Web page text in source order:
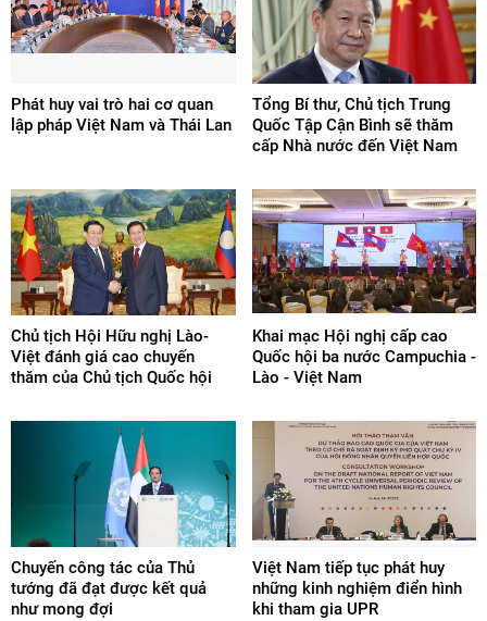
Phát huy vai trò hai cơ quan
lập pháp Việt Nam và Thái Lan
Tổng Bí thư, Chủ tịch Trung
Quốc Tập Cận Bình sẽ thăm
cấp Nhà nước đến Việt Nam
Chủ tịch Hội Hữu nghị Lào-
Việt đánh giá cao chuyến
thăm của Chủ tịch Quốc hội
Khai mạc Hội nghị cấp cao
Quốc hội ba nước Campuchia -
Lào - Việt Nam
Chuyến công tác của Thủ
tướng đã đạt được kết quả
như mong đợi
Việt Nam tiếp tục phát huy
những kinh nghiệm điển hình
khi tham gia UPR